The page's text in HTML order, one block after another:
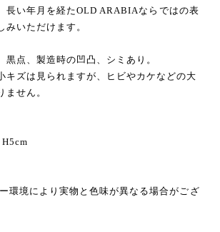
長い年月を経たOLD ARABIAならではの表
みいただけます。
黒点、製造時の凹凸、シミあり。
キズは見られますが、ヒビやカケなどの大
ません。
環境により実物と色味が異なる場合がござ